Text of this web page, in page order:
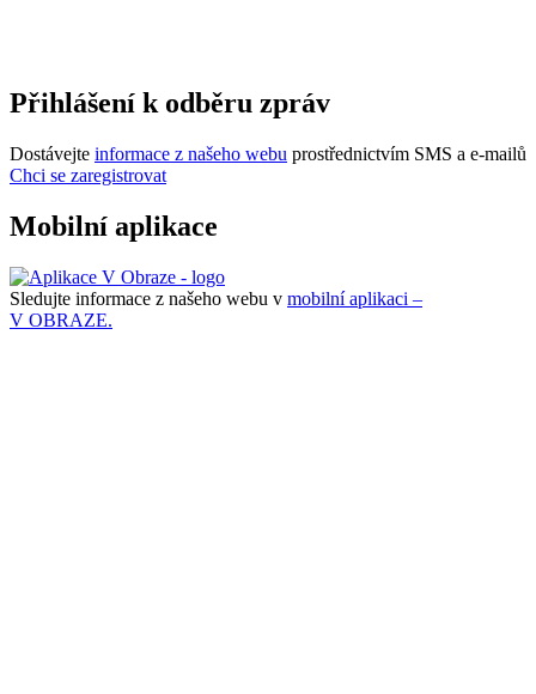
Přihlášení k odběru zpráv
Dostávejte informace z našeho webu prostřednictvím SMS a e-mailů
Chci se zaregistrovat
Mobilní aplikace
Sledujte informace z našeho webu v mobilní aplikaci –
V OBRAZE.